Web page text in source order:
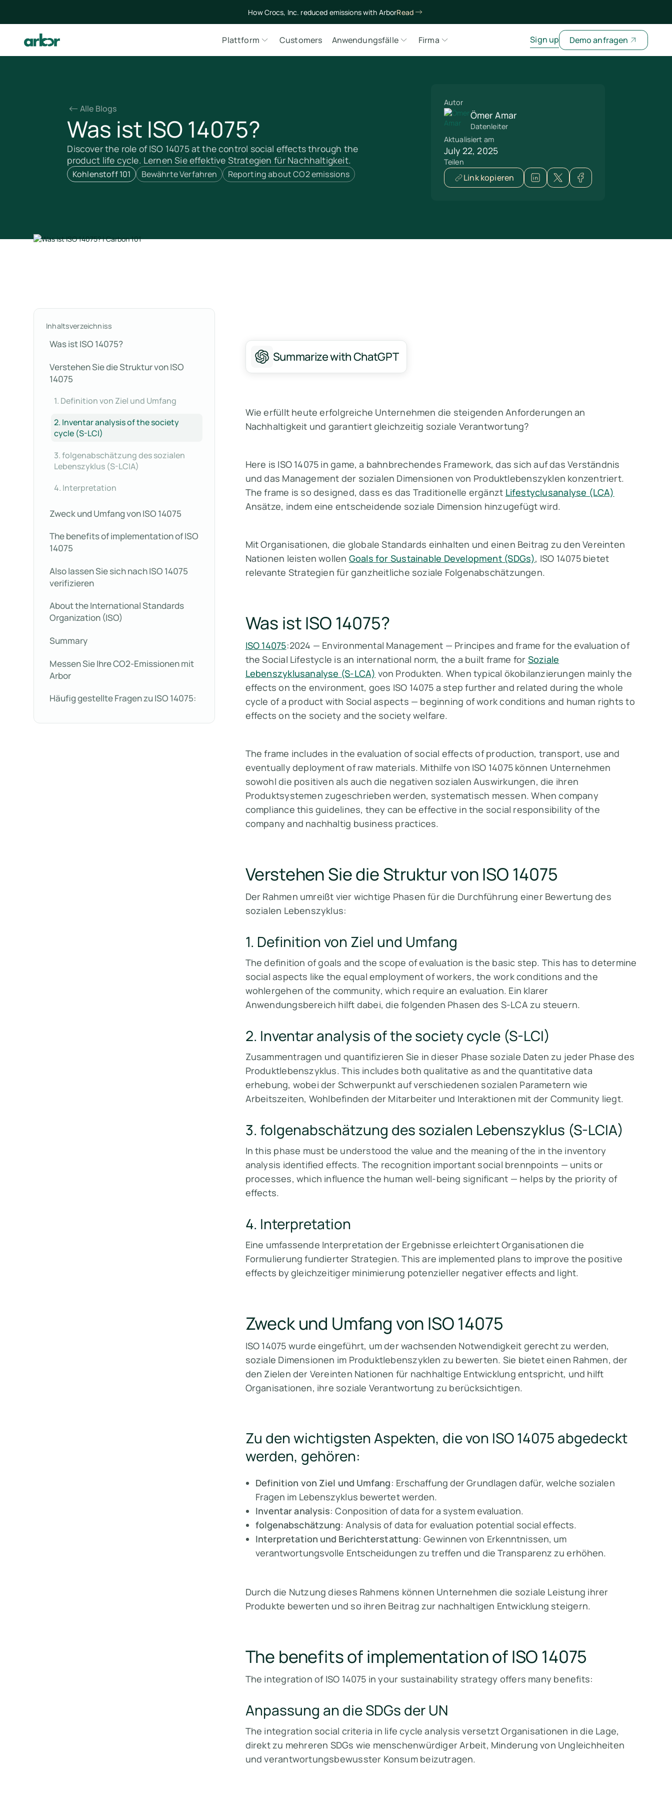
How Crocs, Inc. reduced emissions with ArborRead
Plattform Customers Anwendungsfälle Firma Sign up Demo anfragen
Alle Blogs
Was ist ISO 14075?
Discover the role of ISO 14075 at the control social effects through the
product life cycle. Lernen Sie effektive Strategien für Nachhaltigkeit.
Kohlenstoff 101 Bewährte Verfahren Reporting about CO2 emissions
Autor
Ömer Amar
Datenleiter
Aktualisiert am
July 22, 2025
Teilen
Link kopieren
Inhaltsverzeichniss
Was ist ISO 14075?
Verstehen Sie die Struktur von ISO
14075
1. Definition von Ziel und Umfang
2. Inventar analysis of the society
cycle (S-LCI)
3. folgenabschätzung des sozialen
Lebenszyklus (S-LCIA)
4. Interpretation
Zweck und Umfang von ISO 14075
The benefits of implementation of ISO
14075
Also lassen Sie sich nach ISO 14075
verifizieren
About the International Standards
Organization (ISO)
Summary
Messen Sie Ihre CO2-Emissionen mit
Arbor
Häufig gestellte Fragen zu ISO 14075:
Summarize with ChatGPT
Wie erfüllt heute erfolgreiche Unternehmen die steigenden Anforderungen an
Nachhaltigkeit und garantiert gleichzeitig soziale Verantwortung?
Here is ISO 14075 in game, a bahnbrechendes Framework, das sich auf das Verständnis
und das Management der sozialen Dimensionen von Produktlebenszyklen konzentriert.
The frame is so designed, dass es das Traditionelle ergänzt Lifestyclusanalyse (LCA)
Ansätze, indem eine entscheidende soziale Dimension hinzugefügt wird.
Mit Organisationen, die globale Standards einhalten und einen Beitrag zu den Vereinten
Nationen leisten wollen Goals for Sustainable Development (SDGs), ISO 14075 bietet
relevante Strategien für ganzheitliche soziale Folgenabschätzungen.
Was ist ISO 14075?
ISO 14075:2024 — Environmental Management — Principes and frame for the evaluation of
the Social Lifestycle is an international norm, the a built frame for Soziale
Lebenszyklusanalyse (S-LCA) von Produkten. When typical ökobilanzierungen mainly the
effects on the environment, goes ISO 14075 a step further and related during the whole
cycle of a product with Social aspects — beginning of work conditions and human rights to
effects on the society and the society welfare.
The frame includes in the evaluation of social effects of production, transport, use and
eventually deployment of raw materials. Mithilfe von ISO 14075 können Unternehmen
sowohl die positiven als auch die negativen sozialen Auswirkungen, die ihren
Produktsystemen zugeschrieben werden, systematisch messen. When company
compliance this guidelines, they can be effective in the social responsibility of the
company and nachhaltig business practices.
Verstehen Sie die Struktur von ISO 14075
Der Rahmen umreißt vier wichtige Phasen für die Durchführung einer Bewertung des
sozialen Lebenszyklus:
1. Definition von Ziel und Umfang
The definition of goals and the scope of evaluation is the basic step. This has to determine
social aspects like the equal employment of workers, the work conditions and the
wohlergehen of the community, which require an evaluation. Ein klarer
Anwendungsbereich hilft dabei, die folgenden Phasen des S-LCA zu steuern.
2. Inventar analysis of the society cycle (S-LCI)
Zusammentragen und quantifizieren Sie in dieser Phase soziale Daten zu jeder Phase des
Produktlebenszyklus. This includes both qualitative as and the quantitative data
erhebung, wobei der Schwerpunkt auf verschiedenen sozialen Parametern wie
Arbeitszeiten, Wohlbefinden der Mitarbeiter und Interaktionen mit der Community liegt.
3. folgenabschätzung des sozialen Lebenszyklus (S-LCIA)
In this phase must be understood the value and the meaning of the in the inventory
analysis identified effects. The recognition important social brennpoints — units or
processes, which influence the human well-being significant — helps by the priority of
effects.
4. Interpretation
Eine umfassende Interpretation der Ergebnisse erleichtert Organisationen die
Formulierung fundierter Strategien. This are implemented plans to improve the positive
effects by gleichzeitiger minimierung potenzieller negativer effects and light.
Zweck und Umfang von ISO 14075
ISO 14075 wurde eingeführt, um der wachsenden Notwendigkeit gerecht zu werden,
soziale Dimensionen im Produktlebenszyklen zu bewerten. Sie bietet einen Rahmen, der
den Zielen der Vereinten Nationen für nachhaltige Entwicklung entspricht, und hilft
Organisationen, ihre soziale Verantwortung zu berücksichtigen.
Zu den wichtigsten Aspekten, die von ISO 14075 abgedeckt
werden, gehören:
Definition von Ziel und Umfang: Erschaffung der Grundlagen dafür, welche sozialen
Fragen im Lebenszyklus bewertet werden.
Inventar analysis: Conposition of data for a system evaluation.
folgenabschätzung: Analysis of data for evaluation potential social effects.
Interpretation und Berichterstattung: Gewinnen von Erkenntnissen, um
verantwortungsvolle Entscheidungen zu treffen und die Transparenz zu erhöhen.
Durch die Nutzung dieses Rahmens können Unternehmen die soziale Leistung ihrer
Produkte bewerten und so ihren Beitrag zur nachhaltigen Entwicklung steigern.
The benefits of implementation of ISO 14075
The integration of ISO 14075 in your sustainability strategy offers many benefits:
Anpassung an die SDGs der UN
The integration social criteria in life cycle analysis versetzt Organisationen in die Lage,
direkt zu mehreren SDGs wie menschenwürdiger Arbeit, Minderung von Ungleichheiten
und verantwortungsbewusster Konsum beizutragen.